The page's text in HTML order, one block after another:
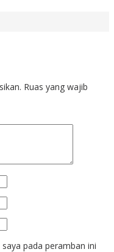
Ruas yang wajib
pada peramban ini